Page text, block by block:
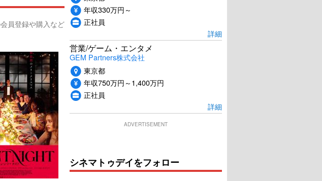
員登録や購入など
年収330万円～
正社員
詳細
営業/ゲーム・エンタメ
GEM Partners株式会社
東京都
年収750万円～1,400万円
正社員
詳細
ADVERTISEMENT
シネマトゥデイをフォロー